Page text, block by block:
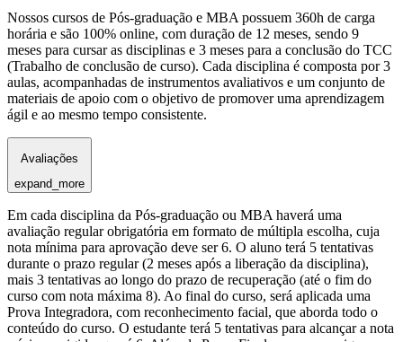
Nossos cursos de Pós-graduação e MBA possuem 360h de carga
horária e são 100% online, com duração de 12 meses, sendo 9
meses para cursar as disciplinas e 3 meses para a conclusão do TCC
(Trabalho de conclusão de curso). Cada disciplina é composta por 3
aulas, acompanhadas de instrumentos avaliativos e um conjunto de
materiais de apoio com o objetivo de promover uma aprendizagem
ágil e ao mesmo tempo consistente.
Avaliações
expand_more
Em cada disciplina da Pós-graduação ou MBA haverá uma
avaliação regular obrigatória em formato de múltipla escolha, cuja
nota mínima para aprovação deve ser 6. O aluno terá 5 tentativas
durante o prazo regular (2 meses após a liberação da disciplina),
mais 3 tentativas ao longo do prazo de recuperação (até o fim do
curso com nota máxima 8). Ao final do curso, será aplicada uma
Prova Integradora, com reconhecimento facial, que aborda todo o
conteúdo do curso. O estudante terá 5 tentativas para alcançar a nota